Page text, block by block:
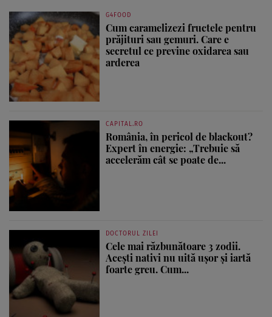
G4FOOD
Cum caramelizezi fructele pentru
prăjituri sau gemuri. Care e
secretul ce previne oxidarea sau
arderea
CAPITAL.RO
România, în pericol de blackout?
Expert în energie: „Trebuie să
accelerăm cât se poate de...
DOCTORUL ZILEI
Cele mai răzbunătoare 3 zodii.
Acești nativi nu uită ușor și iartă
foarte greu. Cum...